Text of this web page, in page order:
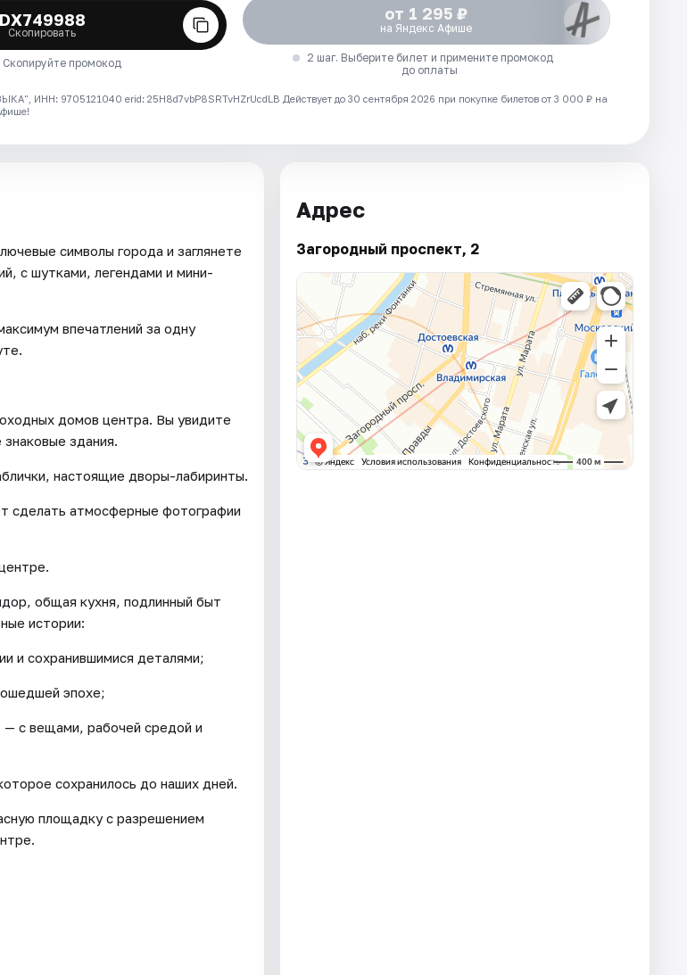
DX749988
Скопировать
Скопируйте промокод
от 1 295 ₽
на Яндекс Афише
2 шаг. Выберите билет и примените промокод
до оплаты
ИНН: 9705121040 erid: 25H8d7vbP8SRTvHZrUcdLB Действует до 30 сентября 2026 при покупке билетов от 3 000 ₽ на
символы города и заглянете
с шутками, легендами и мини-
впечатлений за одну
домов центра. Вы увидите
здания.
настоящие дворы-лабиринты.
сделать атмосферные фотографии
общая кухня, подлинный быт
истории:
и сохранившимися деталями;
эпохе;
с вещами, рабочей средой и
сохранилось до наших дней.
площадку с разрешением
Адрес
Загородный проспект, 2